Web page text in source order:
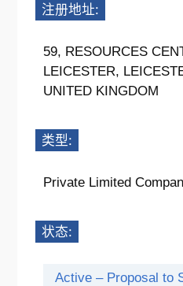
注册地址:
59, RESOURCES
LEICESTER,
UNITED KINGDOM
类型:
Private Limited
状态:
Active – Proposal to